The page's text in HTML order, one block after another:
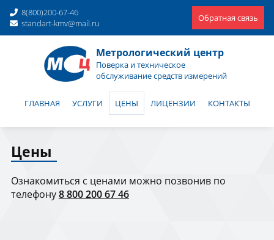
8(800)200-67-46
standart-kmv@mail.ru
Обратная связь
Метрологический центр
Поверка и техническое
обслуживание средств измерений
ГЛАВНАЯ УСЛУГИ ЦЕНЫ ЛИЦЕНЗИИ КОНТАКТЫ
Цены
Ознакомиться с ценами можно позвонив по
телефону8 800 200 67 46